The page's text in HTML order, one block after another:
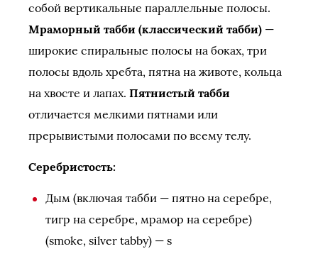
собой вертикальные параллельные полосы.
Мраморный табби (классический табби) —
широкие спиральные полосы на боках, три
полосы вдоль хребта, пятна на животе, кольца
на хвосте и лапах. Пятнистый табби
отличается мелкими пятнами или
прерывистыми полосами по всему телу.
Серебристость:
Дым (включая табби — пятно на серебре,
тигр на серебре, мрамор на серебре)
(smoke, silver tabby) — s